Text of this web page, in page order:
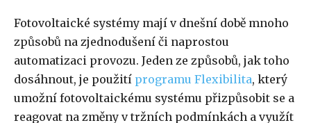
Fotovoltaické systémy mají v dnešní době mnoho
způsobů na zjednodušení či naprostou
automatizaci provozu. Jeden ze způsobů, jak toho
dosáhnout, je použití programu Flexibilita, který
umožní fotovoltaickému systému přizpůsobit se a
reagovat na změny v tržních podmínkách a využít